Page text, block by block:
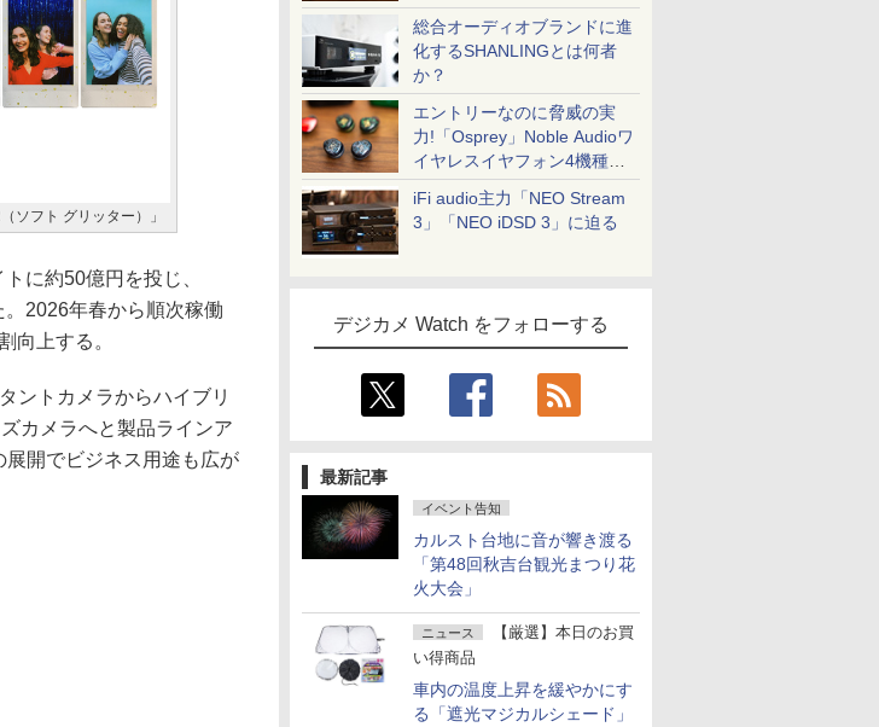
総合オーディオブランドに進
化するSHANLINGとは何者
か？
エントリーなのに脅威の実
力!「Osprey」Noble Audioワ
イヤレスイヤフォン4機種を
一気に聴く
iFi audio主力「NEO Stream
3」「NEO iDSD 3」に迫る
デジカメ Watch をフォローする
最新記事
イベント告知
カルスト台地に音が響き渡る
「第48回秋吉台観光まつり花
火大会」
ニュース
【厳選】本日のお買
い得商品
車内の温度上昇を緩やかにす
る「遮光マジカルシェード」
ソフト グリッター）」
に約50億円を投じ、
。2026年春から順次稼働
向上する。
ントカメラからハイブリ
カメラへと製品ラインア
開でビジネス用途も広が